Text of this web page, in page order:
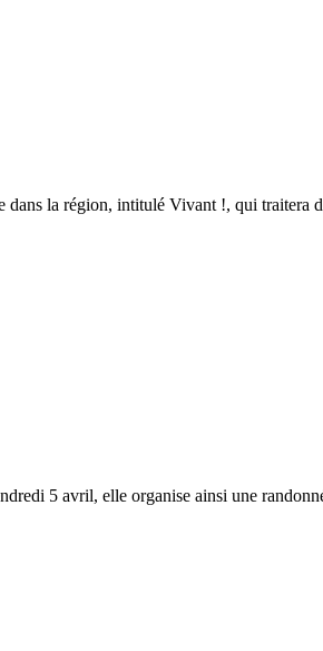
la région, intitulé Vivant !, qui traitera
5 avril, elle organise ainsi une